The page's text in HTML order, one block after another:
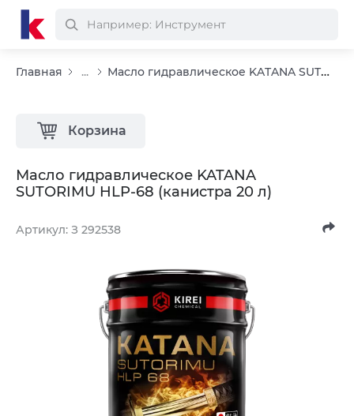
Главная ... Масло гидравлическое KATANA SUTORIMU HLP-68 (канистра 20 л)
Корзина
Масло гидравлическое KATANA
SUTORIMU HLP-68 (канистра 20 л)
Артикул: З 292538